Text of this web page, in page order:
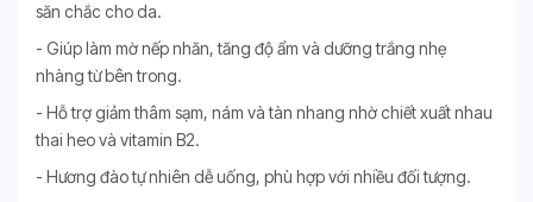
săn chắc cho da.
- Giúp làm mờ nếp nhăn, tăng độ ẩm và dưỡng trắng nhẹ
nhàng từ bên trong.
- Hỗ trợ giảm thâm sạm, nám và tàn nhang nhờ chiết xuất nhau
thai heo và vitamin B2.
- Hương đào tự nhiên dễ uống, phù hợp với nhiều đối tượng.